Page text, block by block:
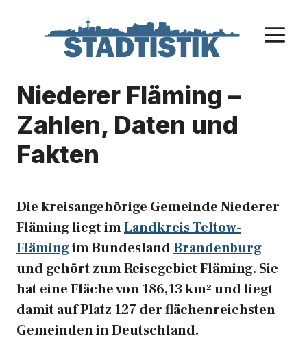
Niederer Fläming –
Zahlen, Daten und
Fakten
Die kreisangehörige Gemeinde Niederer
Fläming liegt imLandkreis Teltow-
Flämingim BundeslandBrandenburg
und gehört zum Reisegebiet Fläming. Sie
hat eine Fläche von 186,13 km² und liegt
damit auf Platz 127 der flächenreichsten
Gemeinden in Deutschland.